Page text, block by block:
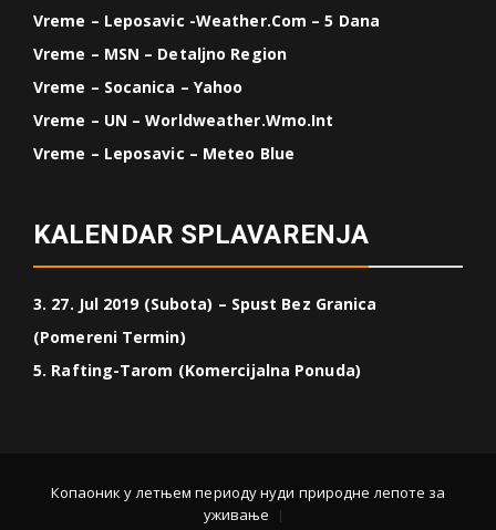
Vreme – Leposavic -weather.com – 5 Dana
Vreme – MSN – Detaljno Region
Vreme – Socanica – Yahoo
Vreme – UN – Worldweather.wmo.int
Vreme – Leposavic – Meteo Blue
KALENDAR SPLAVARENJA
3. 27. Jul 2019 (Subota) – Spust Bez Granica
(Pomereni Termin)
5. Rafting-Tarom (Komercijalna Ponuda)
Копаоник у летњем периоду нуди природне лепоте за
уживање